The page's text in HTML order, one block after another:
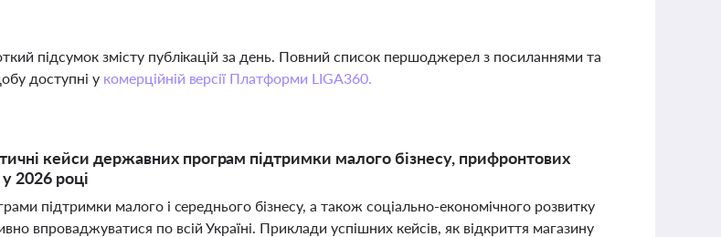
підсумок змісту публікацій за день. Повний список першоджерел з посиланнями та
доступні у комерційній версії Платформи LIGA360.
кейси державних програм підтримки малого бізнесу, прифронтових
2026 році
підтримки малого і середнього бізнесу, а також соціально-економічного розвитку
впроваджуватися по всій Україні. Приклади успішних кейсів, як відкриття магазину